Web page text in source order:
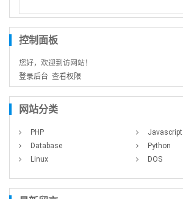
控制面板
您好，欢迎到访网站！
登录后台 查看权限
网站分类
PHP
Javascript
Database
Python
Linux
DOS